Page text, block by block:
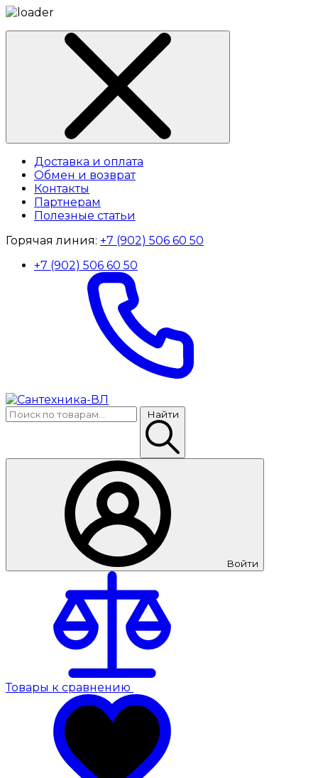
Доставка и оплата
Обмен и возврат
Контакты
Партнерам
Полезные статьи
Горячая линия: +7 (902) 506 60 50
+7 (902) 506 60 50
Найти
Войти
Товары к сравнению